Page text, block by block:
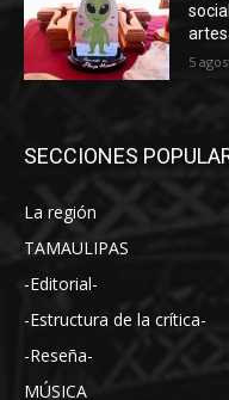
5
SECCIONES
La región
TAMAULIPAS
-Editorial-
-Estructura de la crítica-
-Reseña-
MÚSICA